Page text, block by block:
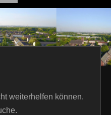
weiterhelfen können.